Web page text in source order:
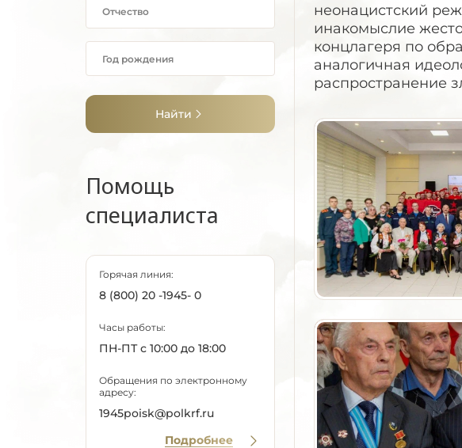
Найти
Помощь
специалиста
Горячая линия:
8 (800) 20 -1945- 0
Часы работы:
ПН-ПТ с 10:00 до 18:00
Обращения по электронному
адресу:
1945poisk@polkrf.ru
Подробнее
неонацистский
инакомыслие
концлагеря по
аналогичная
распространение